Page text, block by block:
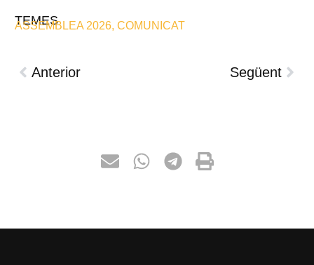
TEMES
ASSEMBLEA 2026, COMUNICAT
Anterior Següent